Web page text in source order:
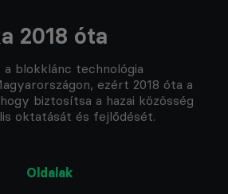
2018 óta
blokklánc technológia
ezért 2018 óta a
biztosítsa a hazai közösség
oktatását és fejlődését.
Oldalak